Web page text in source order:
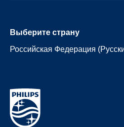
Выберите страну
Российская Федерация